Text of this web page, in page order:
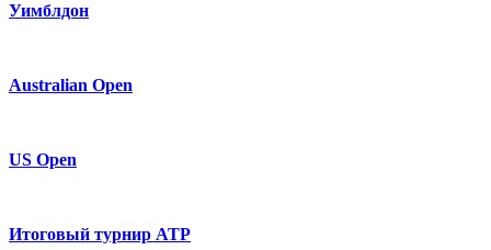
Уимблдон
Australian Open
US Open
Итоговый турнир ATP